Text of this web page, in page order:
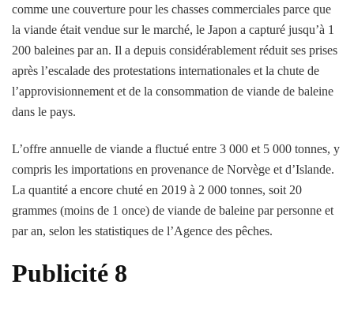
comme une couverture pour les chasses commerciales parce que
la viande était vendue sur le marché, le Japon a capturé jusqu’à 1
200 baleines par an. Il a depuis considérablement réduit ses prises
après l’escalade des protestations internationales et la chute de
l’approvisionnement et de la consommation de viande de baleine
dans le pays.
L’offre annuelle de viande a fluctué entre 3 000 et 5 000 tonnes, y
compris les importations en provenance de Norvège et d’Islande.
La quantité a encore chuté en 2019 à 2 000 tonnes, soit 20
grammes (moins de 1 once) de viande de baleine par personne et
par an, selon les statistiques de l’Agence des pêches.
Publicité 8